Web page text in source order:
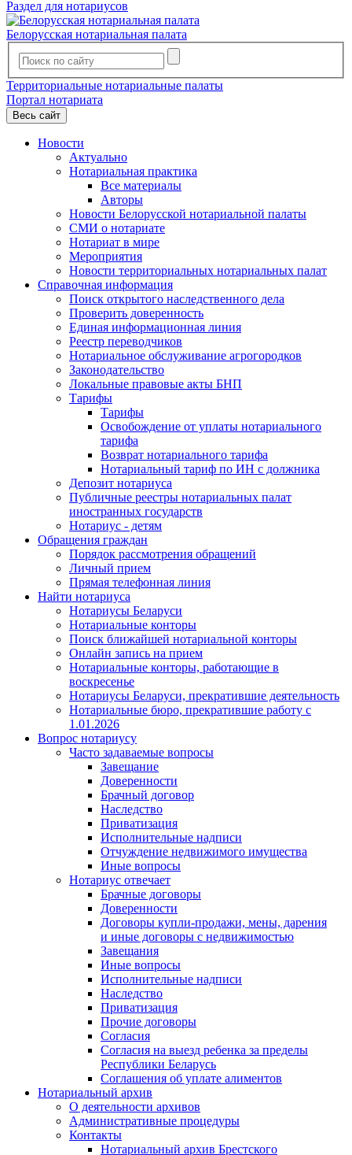
Раздел для нотариусов
Белорусская нотариальная палата
Территориальные нотариальные палаты
Портал нотариата
Весь сайт
Новости
Актуально
Нотариальная практика
Все материалы
Авторы
Новости Белорусской нотариальной палаты
СМИ о нотариате
Нотариат в мире
Мероприятия
Новости территориальных нотариальных палат
Справочная информация
Поиск открытого наследственного дела
Проверить доверенность
Единая информационная линия
Реестр переводчиков
Нотариальное обслуживание агрогородков
Законодательство
Локальные правовые акты БНП
Тарифы
Тарифы
Освобождение от уплаты нотариального
тарифа
Возврат нотариального тарифа
Нотариальный тариф по ИН с должника
Депозит нотариуса
Публичные реестры нотариальных палат
иностранных государств
Нотариус - детям
Обращения граждан
Порядок рассмотрения обращений
Личный прием
Прямая телефонная линия
Найти нотариуса
Нотариусы Беларуси
Нотариальные конторы
Поиск ближайшей нотариальной конторы
Онлайн запись на прием
Нотариальные конторы, работающие в
воскресенье
Нотариусы Беларуси, прекратившие деятельность
Нотариальные бюро, прекратившие работу с
1.01.2026
Вопрос нотариусу
Часто задаваемые вопросы
Завещание
Доверенности
Брачный договор
Наследство
Приватизация
Исполнительные надписи
Отчуждение недвижимого имущества
Иные вопросы
Нотариус отвечает
Брачные договоры
Доверенности
Договоры купли-продажи, мены, дарения
и иные договоры с недвижимостью
Завещания
Иные вопросы
Исполнительные надписи
Наследство
Приватизация
Прочие договоры
Согласия
Согласия на выезд ребенка за пределы
Республики Беларусь
Соглашения об уплате алиментов
Нотариальный архив
О деятельности архивов
Административные процедуры
Контакты
Нотариальный архив Брестского